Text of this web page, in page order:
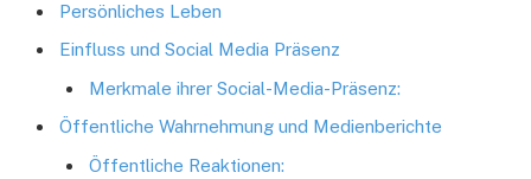
Persönliches Leben
Einfluss und Social Media Präsenz
Merkmale ihrer Social-Media-Präsenz:
Öffentliche Wahrnehmung und Medienberichte
Öffentliche Reaktionen: